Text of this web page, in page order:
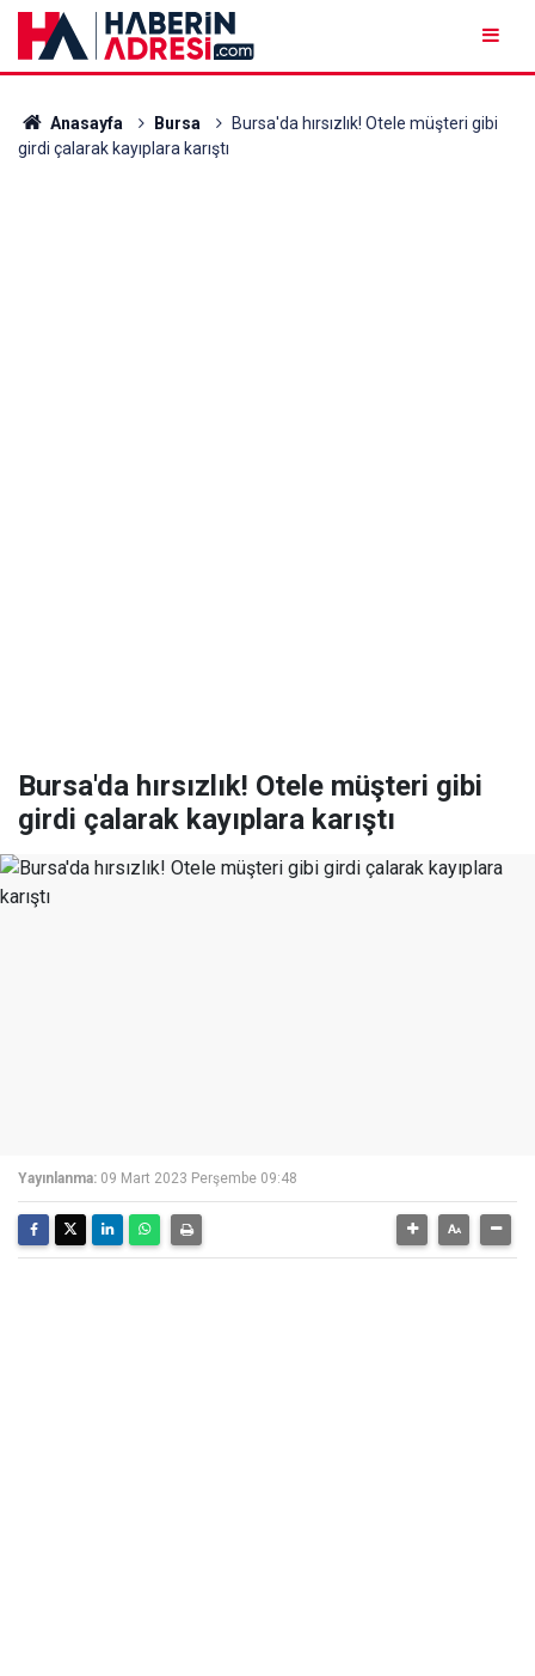
Anasayfa Bursa
Bursa'da hırsızlık! Otele müşteri gibi
girdi çalarak kayıplara karıştı
Bursa'da hırsızlık! Otele müşteri gibi
girdi çalarak kayıplara karıştı
Yayınlanma: 09 Mart 2023 Perşembe 09:48